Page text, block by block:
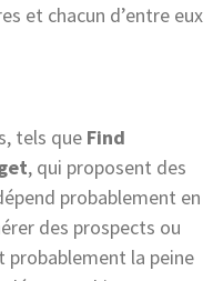
et chacun d’entre eux
tels que Find
, qui proposent des
probablement en
des prospects ou
probablement la peine